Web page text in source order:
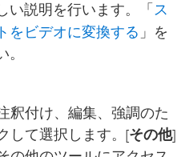
い説明を行います。「 ス
をビデオに変換する 」を
。
釈付け、編集、強調のた
して選択します。[その他]